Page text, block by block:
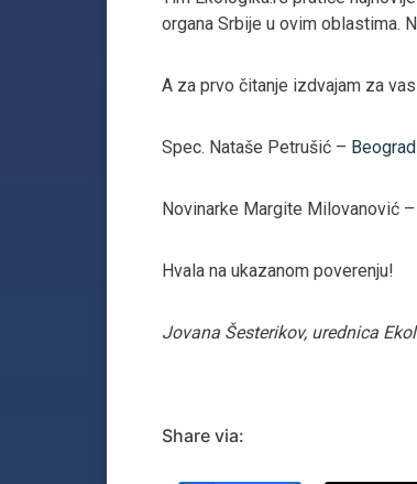
organa Srbije u ovim oblastima.
A za prvo čitanje izdvajam za
Spec. Nataše Petrušić –
Novinarke Margite Milovanović –
Hvala na ukazanom poverenju!
Jovana Šesterikov, urednica
Share via: